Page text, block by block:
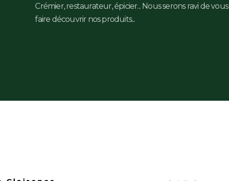
Crémier, restaurateur, épicier... Nous serons ravi de vous
faire découvrir nos produits...